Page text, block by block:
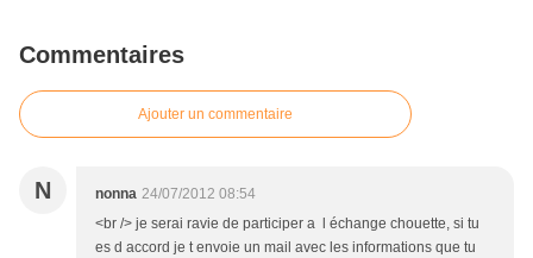
Commentaires
Ajouter un commentaire
N nonna 24/07/2012 08:54
<br /> je serai ravie de participer a l échange chouette, si tu
es d accord je t envoie un mail avec les informations que tu